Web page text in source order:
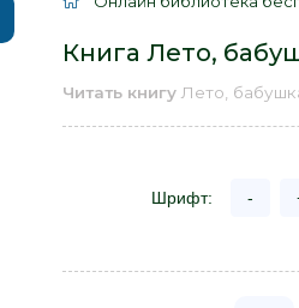
Книга Лето,
Читать книгу Лето,
Шрифт: -